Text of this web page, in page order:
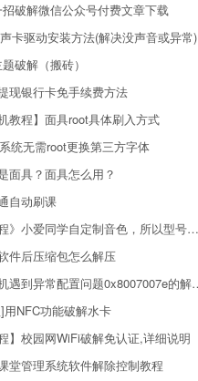
破解微信公众号付费文章下载
卡驱动安装方法(解决没声音或异常)
破解（搬砖）
现银行卡免手续费方法
机教程】面具root具体刷入方式
统无需root更换第三方字体
面具？面具怎么用？
自动刷课
》小爱同学自定制音色，所以型号通用，不用root
件后压缩包怎么解压
遇到异常配置问题0x8007007e的解决方
用NFC功能破解水卡
程】校园网WiFi破解免认证,详细说明
堂管理系统软件解除控制教程